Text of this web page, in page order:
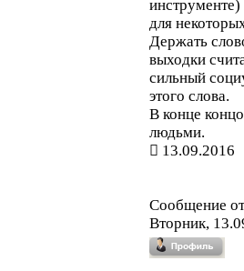
для
Держать
выходки
сильный
этого слова.
В конце
людьми.
13.09.2016
Сообщение
Вторник,